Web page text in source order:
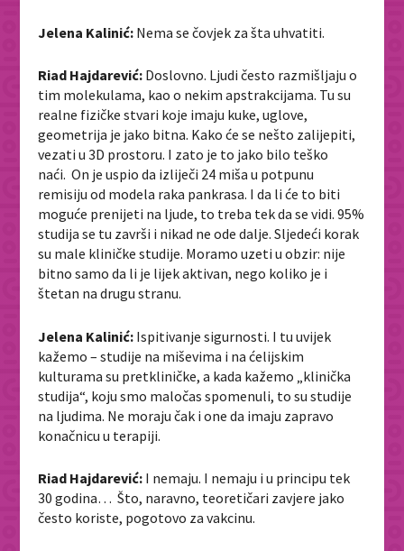
Jelena Kalinić: Nema se čovjek za šta uhvatiti.
Riad Hajdarević: Doslovno. Ljudi često razmišljaju o
tim molekulama, kao o nekim apstrakcijama. Tu su
realne fizičke stvari koje imaju kuke, uglove,
geometrija je jako bitna. Kako će se nešto zalijepiti,
vezati u 3D prostoru. I zato je to jako bilo teško
naći. On je uspio da izliječi 24 miša u potpunu
remisiju od modela raka pankrasa. I da li će to biti
moguće prenijeti na ljude, to treba tek da se vidi. 95%
studija se tu završi i nikad ne ode dalje. Sljedeći korak
su male kliničke studije. Moramo uzeti u obzir: nije
bitno samo da li je lijek aktivan, nego koliko je i
štetan na drugu stranu.
Jelena Kalinić: Ispitivanje sigurnosti. I tu uvijek
kažemo – studije na miševima i na ćelijskim
kulturama su pretkliničke, a kada kažemo „klinička
studija“, koju smo maločas spomenuli, to su studije
na ljudima. Ne moraju čak i one da imaju zapravo
konačnicu u terapiji.
Riad Hajdarević: I nemaju. I nemaju i u principu tek
30 godina… Što, naravno, teoretičari zavjere jako
često koriste, pogotovo za vakcinu.